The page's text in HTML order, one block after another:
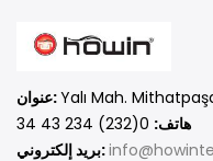
عنوان:Yalı Mah.
هاتف:
بريد إلكتروني: